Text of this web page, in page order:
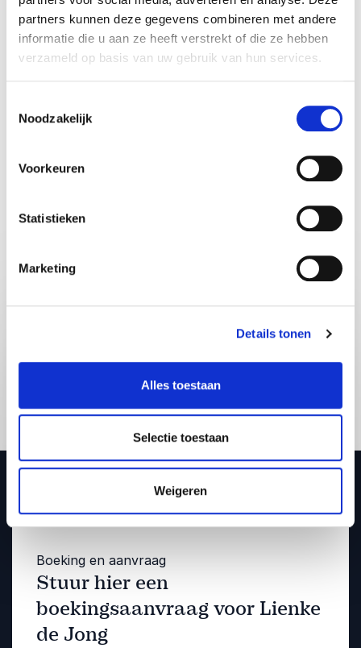
partners kunnen deze gegevens combineren met andere
informatie die u aan ze heeft verstrekt of die ze hebben
verzameld op basis van uw gebruik van hun services.
Noodzakelijk
Voorkeuren
Statistieken
Marketing
Details tonen
Alles toestaan
Selectie toestaan
Weigeren
Geïnspireerd door het boek 'De Enthousiasme-
Revolutie' van Lienke de Jong, een oproep om
Share:
Vraag vrijblijvend info aan voor
Boeking en aanvraag
Stuur hier een
boekingsaanvraag voor Lienke
de Jong